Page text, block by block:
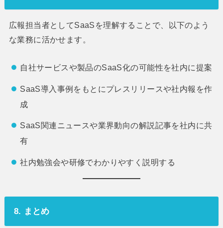
広報担当者としてSaaSを理解することで、以下のよう
な業務に活かせます。
自社サービスや製品のSaaS化の可能性を社内に提案
SaaS導入事例をもとにプレスリリースや社内報を作
成
SaaS関連ニュースや業界動向の解説記事を社内に共
有
社内勉強会や研修でわかりやすく説明する
8. まとめ